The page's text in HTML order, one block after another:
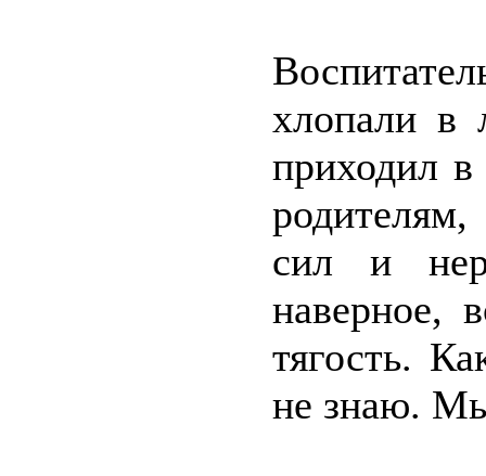
хлопали в
приходил в
сил и
наверное,
тягость.
не знаю. Мы